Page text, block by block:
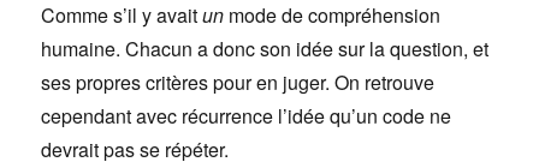
Comme s’il y avaitun mode de compréhension
humaine. Chacun a donc son idée sur la question, et
ses propres critères pour en juger. On retrouve
cependant avec récurrence l’idée qu’un code ne
devrait pas se répéter.